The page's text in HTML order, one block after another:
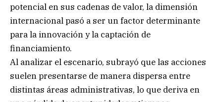
potencial en sus cadenas de valor, la dimensión
internacional pasó a ser un factor determinante
para la innovación y la captación de
financiamiento.
Al analizar el escenario, subrayó que las acciones
suelen presentarse de manera dispersa entre
distintas áreas administrativas, lo que deriva en